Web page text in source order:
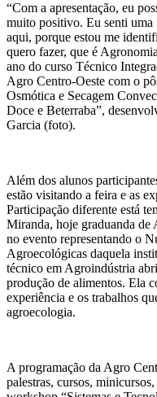
“Com a apresentação, eu
muito positivo. Eu senti uma
aqui, porque estou me
quero fazer, que é
ano do curso Técnico
Agro Centro-Oeste com o
Osmótica e Secagem
Doce e Beterraba”,
Garcia (foto).
Além dos alunos
estão visitando a feira e as
Participação diferente está
Miranda, hoje graduanda de
no evento representando o
Agroecológicas daquela
técnico em Agroindústria
produção de alimentos. Ela
experiência e os trabalhos
agroecologia.
A programação da Agro
palestras, cursos,